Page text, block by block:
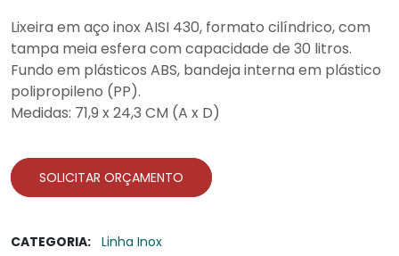
Lixeira em aço inox AISI 430, formato cilíndrico, com
tampa meia esfera com capacidade de 30 litros.
Fundo em plásticos ABS, bandeja interna em plástico
polipropileno (PP).
Medidas: 71,9 x 24,3 CM (A x D)
SOLICITAR ORÇAMENTO
CATEGORIA: Linha Inox